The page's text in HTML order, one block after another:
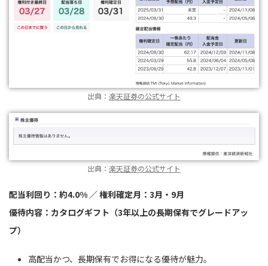
出典： 楽天証券の公式サイト
出典： 楽天証券の公式サイト
配当利回り：約4.0% ／ 権利確定月：3月・9月
優待内容：カタログギフト（3年以上の長期保有でグレードアッ
プ）
高配当かつ、長期保有でお得になる優待が魅力。